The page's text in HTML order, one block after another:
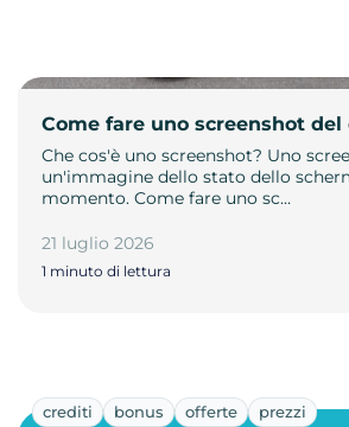
Come fare uno screenshot del
Che cos'è uno screenshot? Uno
un'immagine dello stato dello
momento. Come fare uno sc…
21 luglio 2026
1 minuto di lettura
crediti bonus offerte prezzi